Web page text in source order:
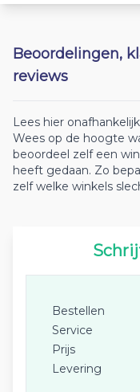
Beoordelingen,
reviews
Lees hier
Wees op de hoogte
beoordeel zelf een
heeft gedaan. Zo
zelf welke winkels
Bestellen
Service
Prijs
Levering